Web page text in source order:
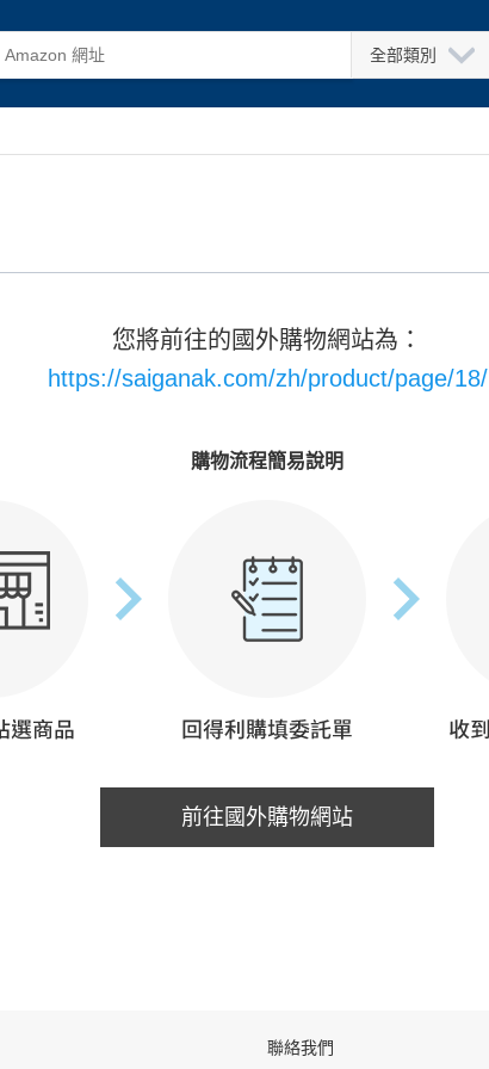
全部類別
您將前往的國外購物網站為：
https://saiganak.com/zh/product/page/18/
購物流程簡易說明
前往國外購物網站
聯絡我們